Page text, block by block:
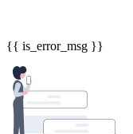
{{ is_error_msg }}